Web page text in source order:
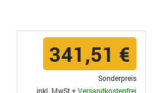
341,51 €
Sonderpreis
inkl. MwSt +Versandkostenfrei